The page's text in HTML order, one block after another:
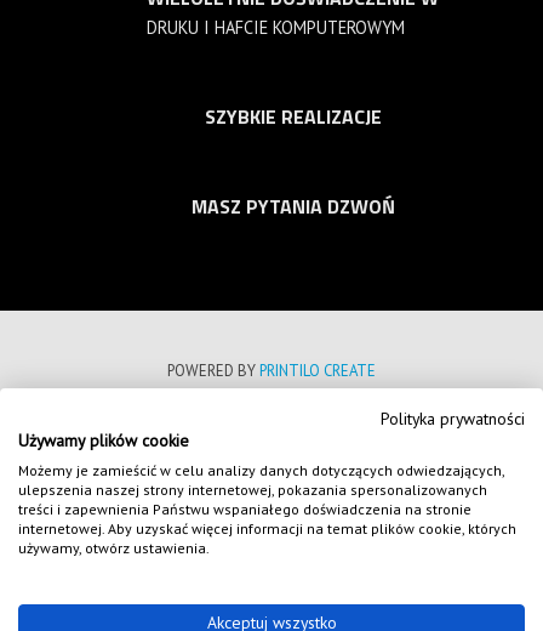
DRUKU I HAFCIE KOMPUTEROWYM
SZYBKIE REALIZACJE
MASZ PYTANIA DZWOŃ
POWERED BYPRINTILO CREATE
REGULAMIN SKLEPU INTERNETOWEGO
FORMULARZE
NASZE REALIZACJE
Polityka prywatności
Używamy plików cookie
Możemy je zamieścić w celu analizy danych dotyczących odwiedzających,
ulepszenia naszej strony internetowej, pokazania spersonalizowanych
treści i zapewnienia Państwu wspaniałego doświadczenia na stronie
internetowej. Aby uzyskać więcej informacji na temat plików cookie, których
używamy, otwórz ustawienia.
Akceptuj wszystko